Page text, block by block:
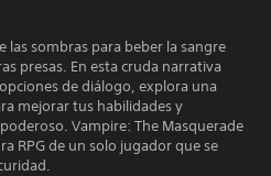
las sombras para beber la sangre
presas. En esta cruda narrativa
de diálogo, explora una
mejorar tus habilidades y
Vampire: The Masquerade
RPG de un solo jugador que se